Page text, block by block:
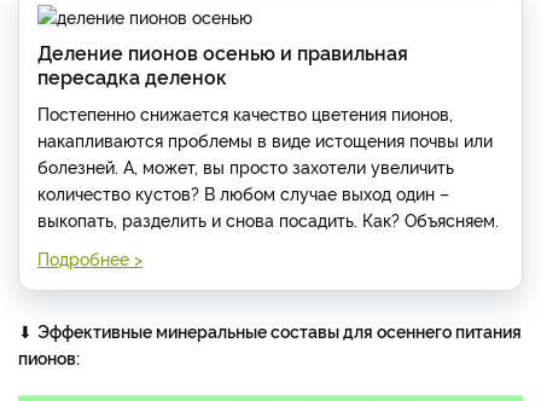
Деление пионов осенью и правильная
пересадка деленок
Постепенно снижается качество цветения пионов,
накапливаются проблемы в виде истощения почвы или
болезней. А, может, вы просто захотели увеличить
количество кустов? В любом случае выход один –
выкопать, разделить и снова посадить. Как? Объясняем.
Подробнее >
⬇ Эффективные минеральные составы для осеннего питания
пионов: